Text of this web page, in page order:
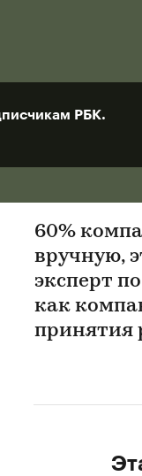
РБК.
60%
вручную,
эксперт
как
принятия